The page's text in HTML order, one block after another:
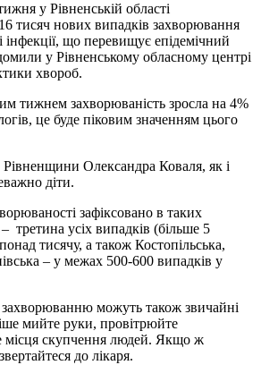
у Рівненській області
тисяч нових випадків захворювання
інфекції, що перевищує епідемічний
у Рівненському обласному центрі
хвороб.
тижнем захворюваність зросла на 4%
це буде піковим значенням цього
Рівненщини Олександра Коваля, як і
діти.
зафіксовано в таких
третина усіх випадків (більше 5
тисячу, а також Костопільська,
– у межах 500-600 випадків у
захворюванню можуть також звичайні
мийте руки, провітрюйте
місця скупчення людей. Якщо ж
до лікаря.